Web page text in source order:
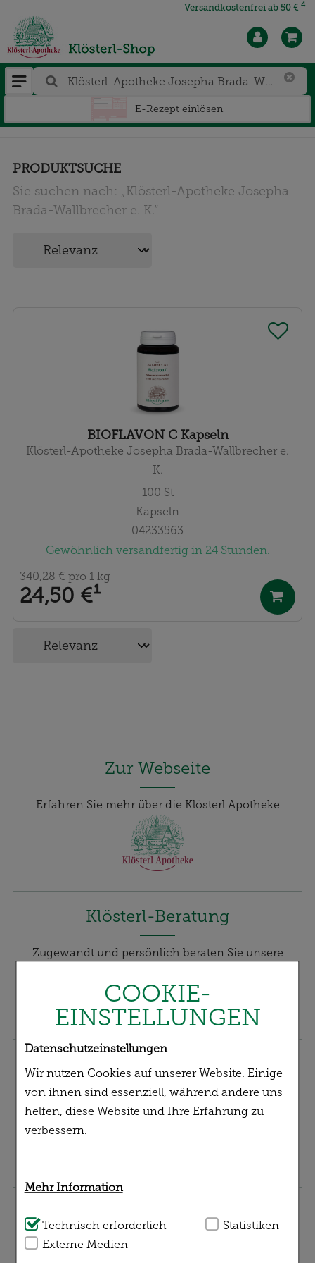
COOKIE-
EINSTELLUNGEN
Datenschutzeinstellungen
Wir nutzen Cookies auf unserer Website. Einige
von ihnen sind essenziell, während andere uns
helfen, diese Website und Ihre Erfahrung zu
verbessern.
Mehr Information
Technisch Notwendig:Hierbei handelt es sich
um Cookies, die für die Grundfunktionen
Technisch erforderlich
Statistiken
Externe Medien
Versandkostenfrei ab 50 € 4
E-Rezept einlösen
PRODUKTSUCHE
Sie suchen nach: „Klösterl-Apotheke Josepha
Brada-Wallbrecher e. K.“
BIOFLAVON C Kapseln
Klösterl-Apotheke Josepha Brada-Wallbrecher e.
K.
100 St
Kapseln
04233563
Gewöhnlich versandfertig in 24 Stunden.
24,50 €¹
340,28 € pro 1 kg
Zur Webseite
Erfahren Sie mehr über die Klösterl Apotheke
Klösterl-Beratung
Zugewandt und persönlich beraten Sie unsere
Ihrem gesundheitlichen Anliegen.
Rezept einreichen
Service | Versand